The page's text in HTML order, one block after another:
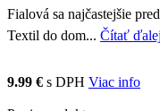
Fialová sa najčastejšie
Textil do dom... Čítať
9.99 € s DPH Viac info